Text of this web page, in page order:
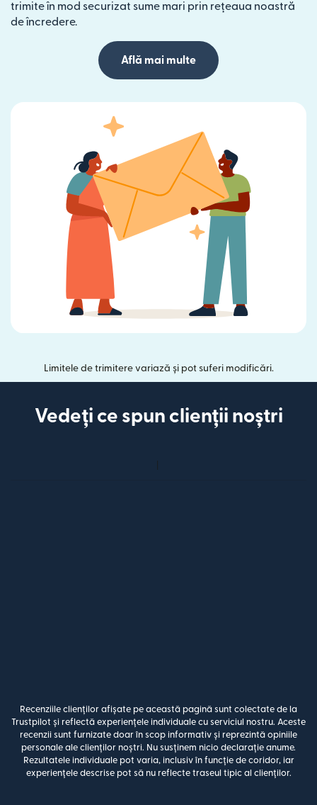
trimite în mod securizat sume mari prin rețeaua noastră
de încredere.
Află mai multe
Limitele de trimitere variază și pot suferi modificări.
Vedeți ce spun clienții noștri
Recenziile clienților afișate pe această pagină sunt colectate de la
Trustpilot și reflectă experiențele individuale cu serviciul nostru. Aceste
recenzii sunt furnizate doar în scop informativ și reprezintă opiniile
personale ale clienților noștri. Nu susținem nicio declarație anume.
Rezultatele individuale pot varia, inclusiv în funcție de coridor, iar
experiențele descrise pot să nu reflecte traseul tipic al clienților.